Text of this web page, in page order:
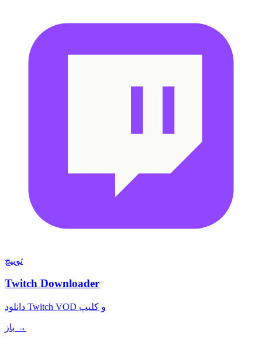
توییچ
Twitch Downloader
دانلود Twitch VOD و کلیپ
باز →